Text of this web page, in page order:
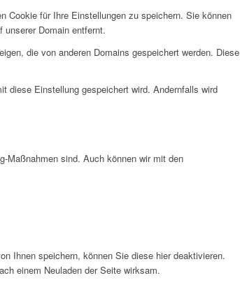
Cookie für Ihre Einstellungen zu speichern. Sie können
Domain entfernt.
die von anderen Domains gespeichert werden. Diese
diese Einstellung gespeichert wird. Andernfalls wird
Maßnahmen sind. Auch können wir mit den
Ihnen speichern, können Sie diese hier deaktivieren.
einem Neuladen der Seite wirksam.